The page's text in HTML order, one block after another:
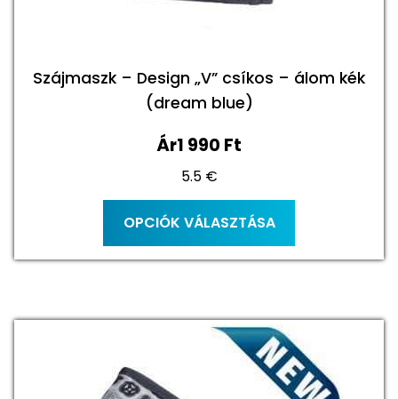
Szájmaszk – Design „V” csíkos – álom kék
(dream blue)
Ár1 990 Ft
5.5 €
OPCIÓK VÁLASZTÁSA
a
variációja
van.
A